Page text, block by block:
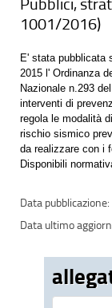
1001/2016)
E' stata pubblicata
2015 l' Ordinanza
Nazionale n.293
interventi di
regola le modalità
rischio sismico
da realizzare con i
Disponibili